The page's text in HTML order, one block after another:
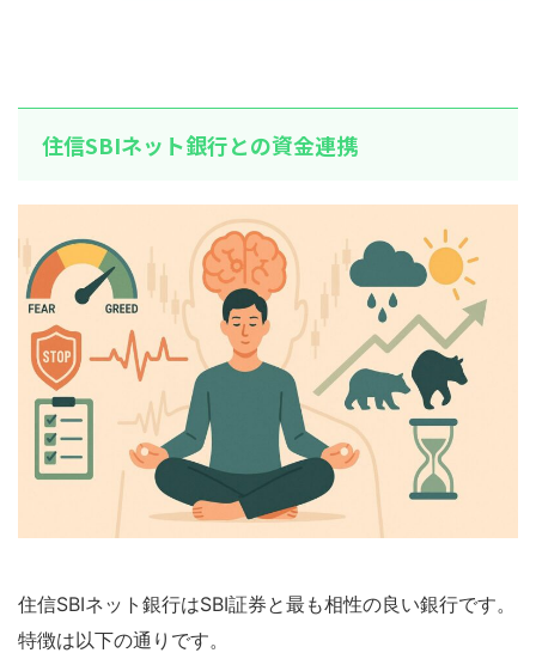
住信SBIネット銀行との資金連携
住信SBIネット銀行はSBI証券と最も相性の良い銀行です。
特徴は以下の通りです。